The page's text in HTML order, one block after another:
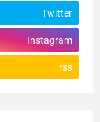
Twitter
Instagram
rss